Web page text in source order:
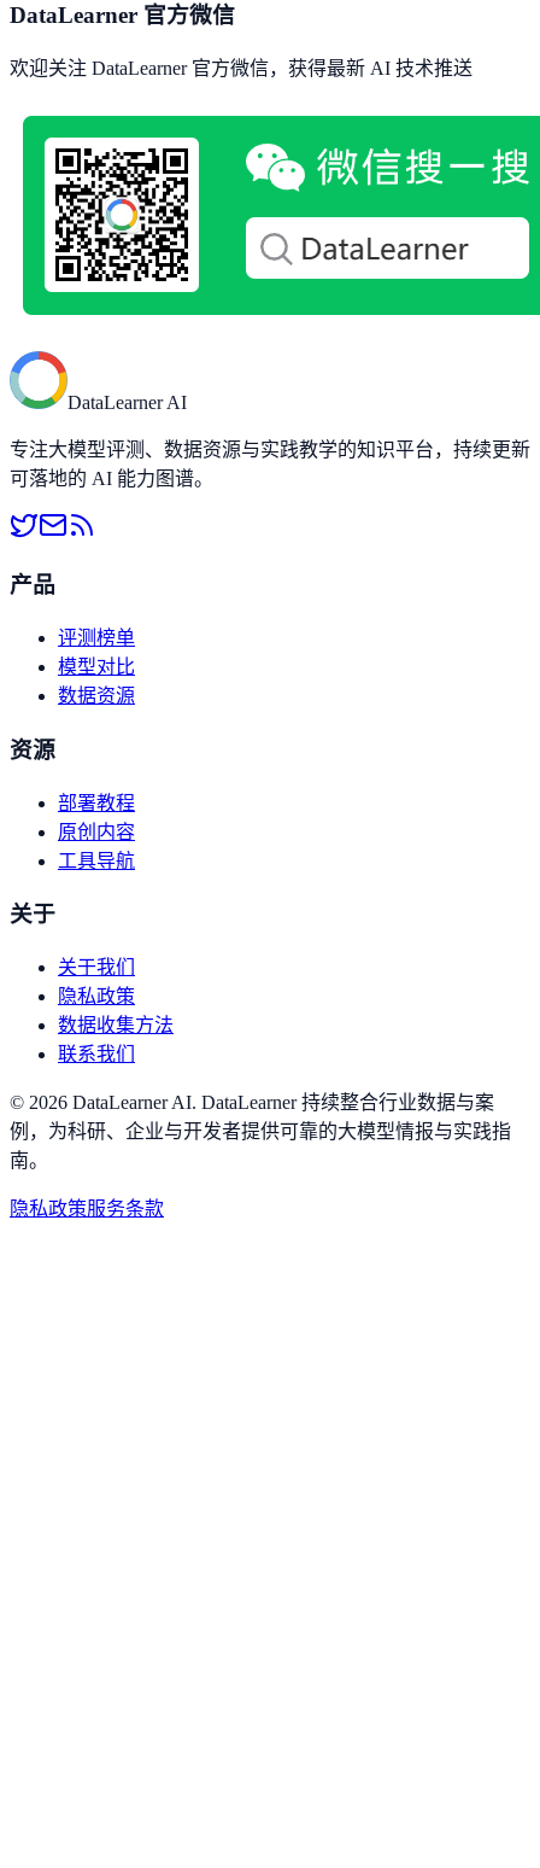
DataLearner 官方微信
欢迎关注 DataLearner 官方微信，获得最新 AI 技术推送
DataLearner AI
专注大模型评测、数据资源与实践教学的知识平台，持续更新
可落地的 AI 能力图谱。
产品
评测榜单
模型对比
数据资源
资源
部署教程
原创内容
工具导航
关于
关于我们
隐私政策
数据收集方法
联系我们
© 2026 DataLearner AI. DataLearner 持续整合行业数据与案
例，为科研、企业与开发者提供可靠的大模型情报与实践指
南。
隐私政策服务条款